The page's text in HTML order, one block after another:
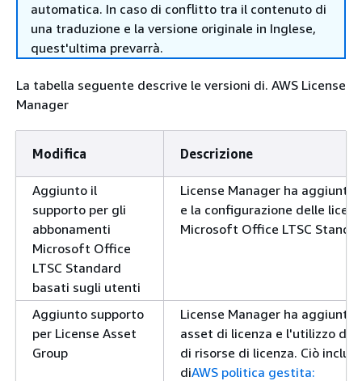
automatica. In caso di conflitto tra il contenuto di
una traduzione e la versione originale in Inglese,
quest'ultima prevarrà.
La tabella seguente descrive le versioni di. AWS License
Manager
Modifica Descrizione
Aggiunto il
supporto per gli
abbonamenti
Microsoft Office
LTSC Standard
basati sugli utenti
License Manager ha
e la configurazione delle
Microsoft Office LTSC
Aggiunto supporto
per License Asset
Group
License Manager ha
asset di licenza e l'utilizzo
di risorse di licenza. Ciò
diAWS politica gestita: